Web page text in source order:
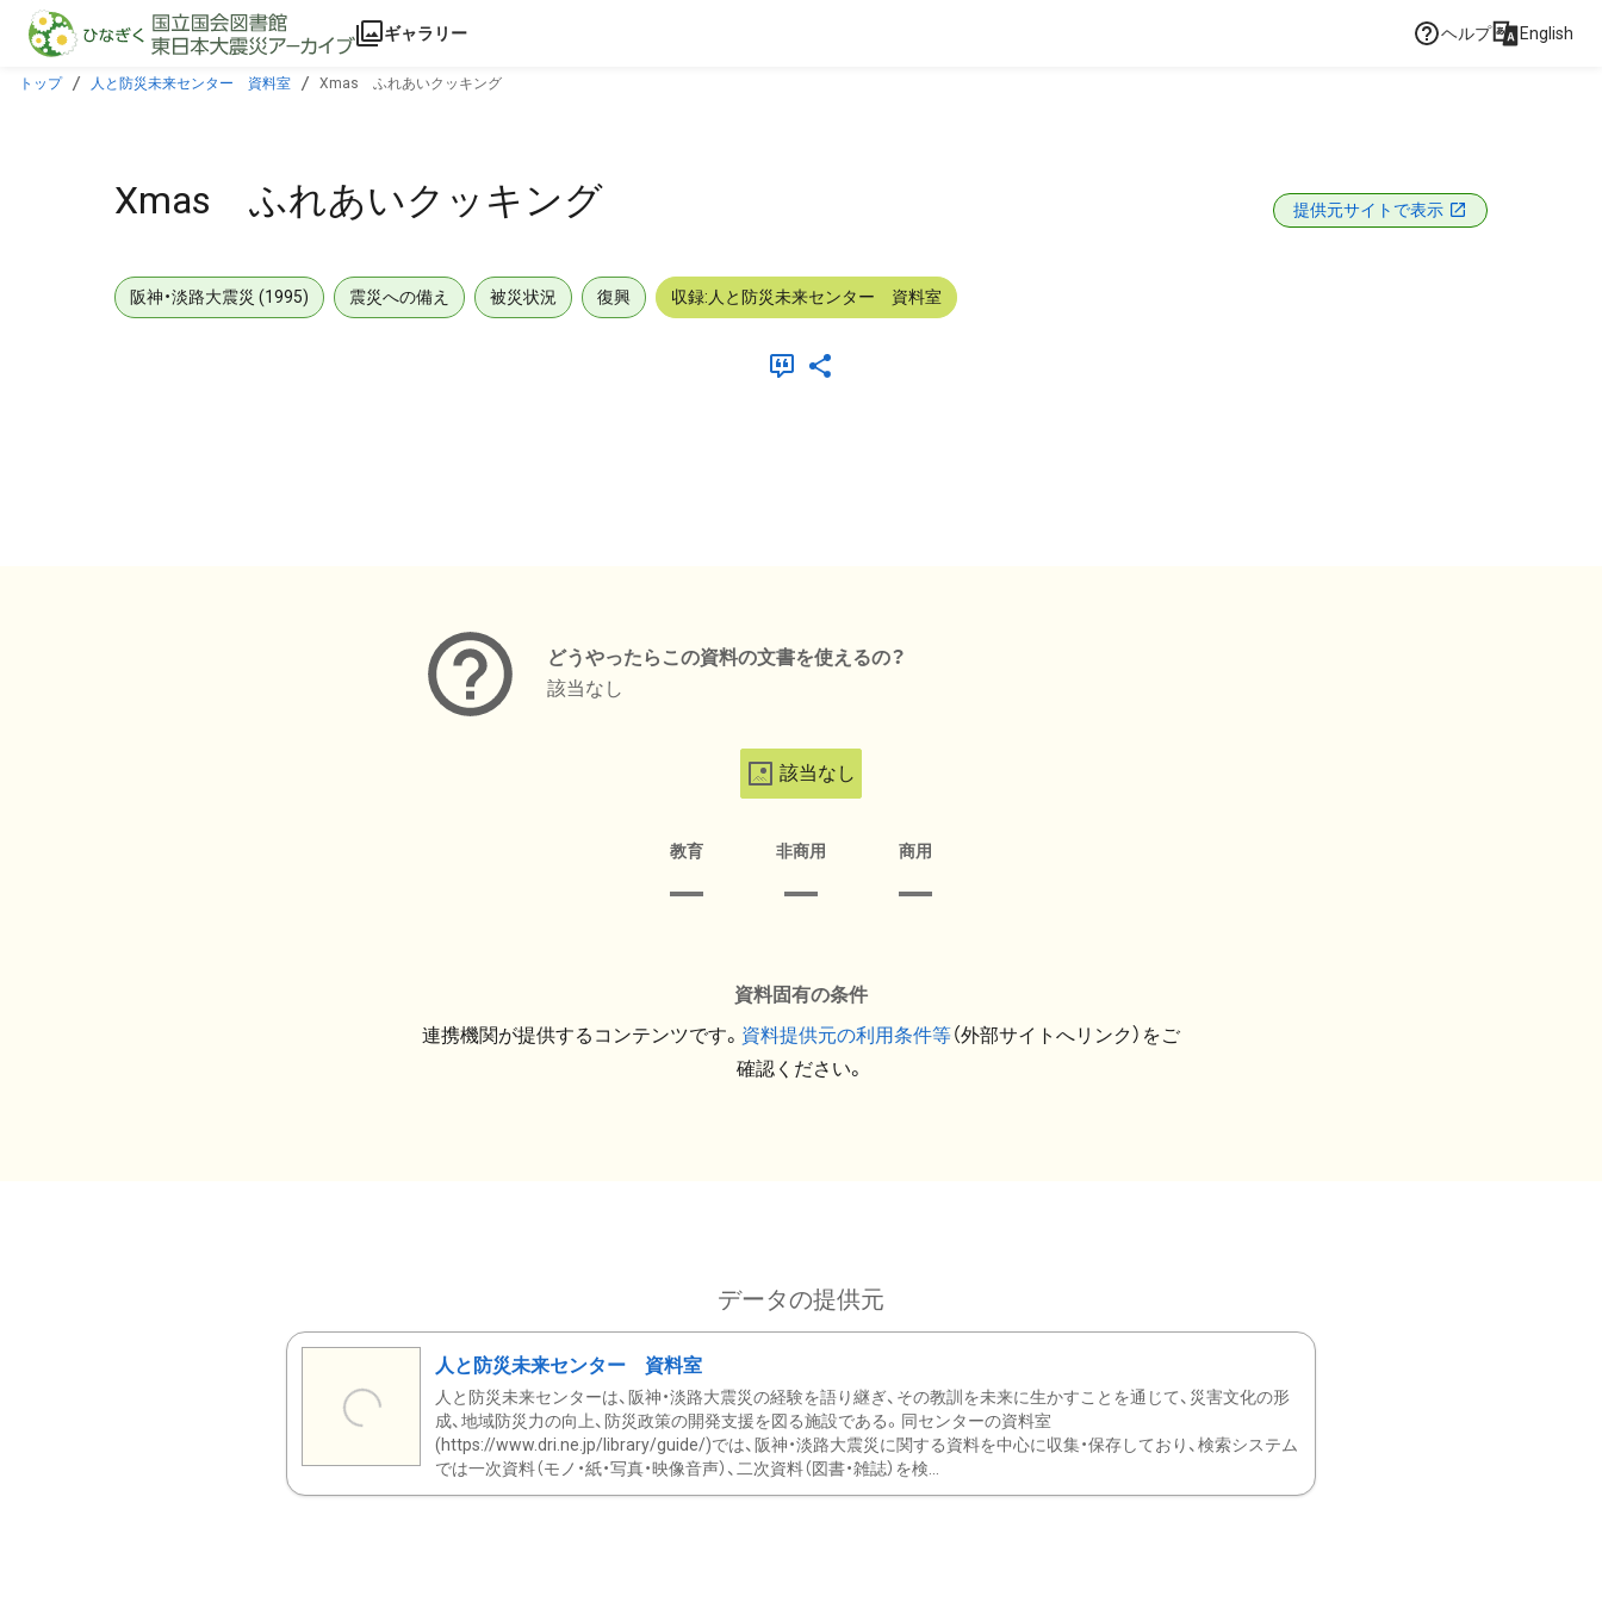
本文に飛ぶ
ギャラリー ヘルプ English
トップ 人と防災未来センター 資料室 Xmas ふれあいクッキング
Xmas ふれあいクッキング 提供元サイトで表示
阪神・淡路大震災 (1995) 震災への備え 被災状況 復興 収録:人と防災未来センター 資料室
どうやったらこの資料の文書を使えるの？
該当なし
該当なし
教育 非商用 商用
資料固有の条件
連携機関が提供するコンテンツです。 資料提供元の利用条件等（外部サイトへリンク）をご
確認ください。
データの提供元
人と防災未来センター 資料室
人と防災未来センターは、阪神・淡路大震災の経験を語り継ぎ、その教訓を未来に生かすことを通じて、災害文化の形
成、地域防災力の向上、防災政策の開発支援を図る施設である。同センターの資料室
(https://www.dri.ne.jp/library/guide/)では、阪神・淡路大震災に関する資料を中心に収集・保存しており、検索システム
では一次資料（モノ・紙・写真・映像音声）、二次資料（図書・雑誌）を検...